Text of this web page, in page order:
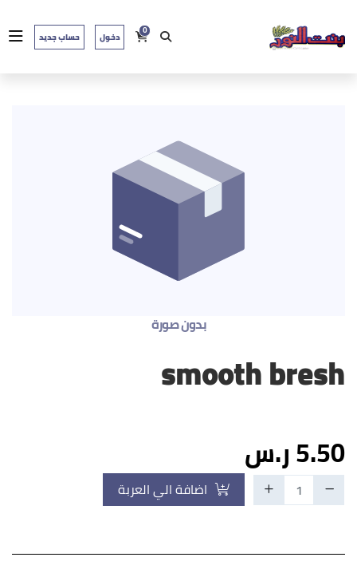
0 دخول حساب جديد
بدون صورة
smooth bresh
5.50 ر.س
اضافة الي العربة